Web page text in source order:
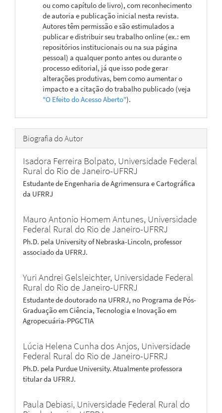
ou como capítulo de livro), com reconhecimento
de autoria e publicação inicial nesta revista.
Autores têm permissão e são estimulados a
publicar e distribuir seu trabalho online (ex.: em
repositórios institucionais ou na sua página
pessoal) a qualquer ponto antes ou durante o
processo editorial, já que isso pode gerar
alterações produtivas, bem como aumentar o
impacto e a citação do trabalho publicado (veja
"O Efeito do Acesso Aberto").
Biografia do Autor
Isadora Ferreira Bolpato, Universidade Federal
Rural do Rio de Janeiro-UFRRJ
Estudante de Engenharia de Agrimensura e Cartográfica
da UFRRJ
Mauro Antonio Homem Antunes, Universidade
Federal Rural do Rio de Janeiro-UFRRJ
Ph.D. pela University of Nebraska-Lincoln, professor
associado da UFRRJ.
Yuri Andrei Gelsleichter, Universidade Federal
Rural do Rio de Janeiro-UFRRJ
Estudante de doutorado na UFRRJ, no Programa de Pós-
Graduação em Ciência, Tecnologia e Inovação em
Agropecuária-PPGCTIA
Lúcia Helena Cunha dos Anjos, Universidade
Federal Rural do Rio de Janeiro-UFRRJ
Ph.D. pela Purdue University. Atualmente professora
titular da UFRRJ.
Paula Debiasi, Universidade Federal Rural do